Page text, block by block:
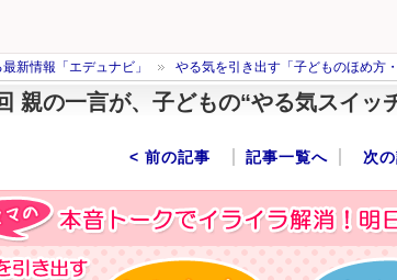
新情報「エデュナビ」 やる気を引き出す「子どものほめ方・
親の一言が、子どもの“やる気スイッ
< 前の記事 記事一覧へ 次